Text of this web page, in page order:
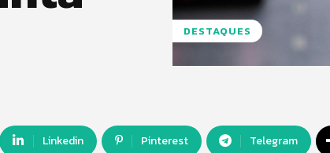
DESTAQUES
Linkedin Pinterest Telegram